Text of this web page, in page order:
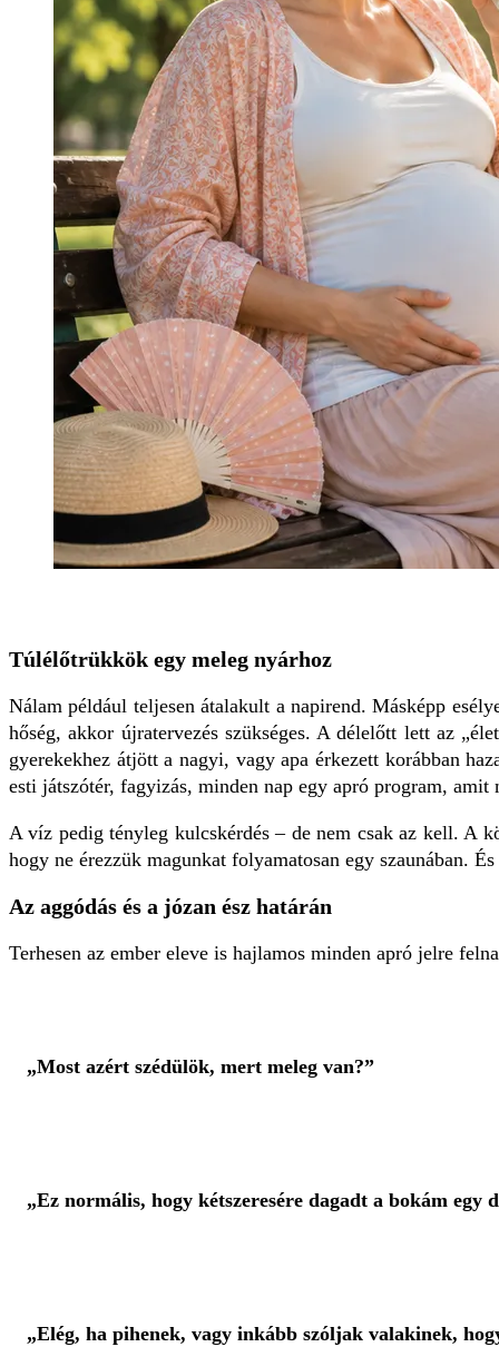
Túlélőtrükkök egy meleg nyárhoz
Nálam például teljesen átalakult a napirend. Másképp
hőség, akkor újratervezés szükséges. A délelőtt lett az
gyerekekhez átjött a nagyi, vagy apa érkezett korábban
esti játszótér, fagyizás, minden nap egy apró program,
A víz pedig tényleg kulcskérdés – de nem csak az kell. A
hogy ne érezzük magunkat folyamatosan egy szaunában.
Az aggódás és a józan ész határán
Terhesen az ember eleve is hajlamos minden apró jelre
„Most azért szédülök, mert meleg van?”
„Ez normális, hogy kétszeresére dagadt a bokám egy
„Elég, ha pihenek, vagy inkább szóljak valakinek,